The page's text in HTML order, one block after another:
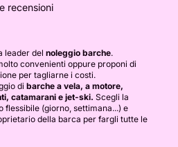
recensioni
leader del noleggio barche.
convenienti oppure proponi di
per tagliarne i costi.
di barche a vela, a motore,
catamarani e jet-ski. Scegli la
flessibile (giorno, settimana...) e
della barca per fargli tutte le